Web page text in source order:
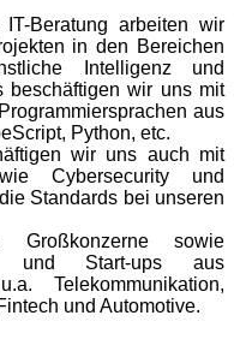
Beratung arbeiten wir
in den Bereichen
Intelligenz und
beschäftigen wir uns mit
aus
Python, etc.
wir uns auch mit
Cybersecurity und
Standards bei unseren
sowie
und Start-ups aus
Telekommunikation,
und Automotive.